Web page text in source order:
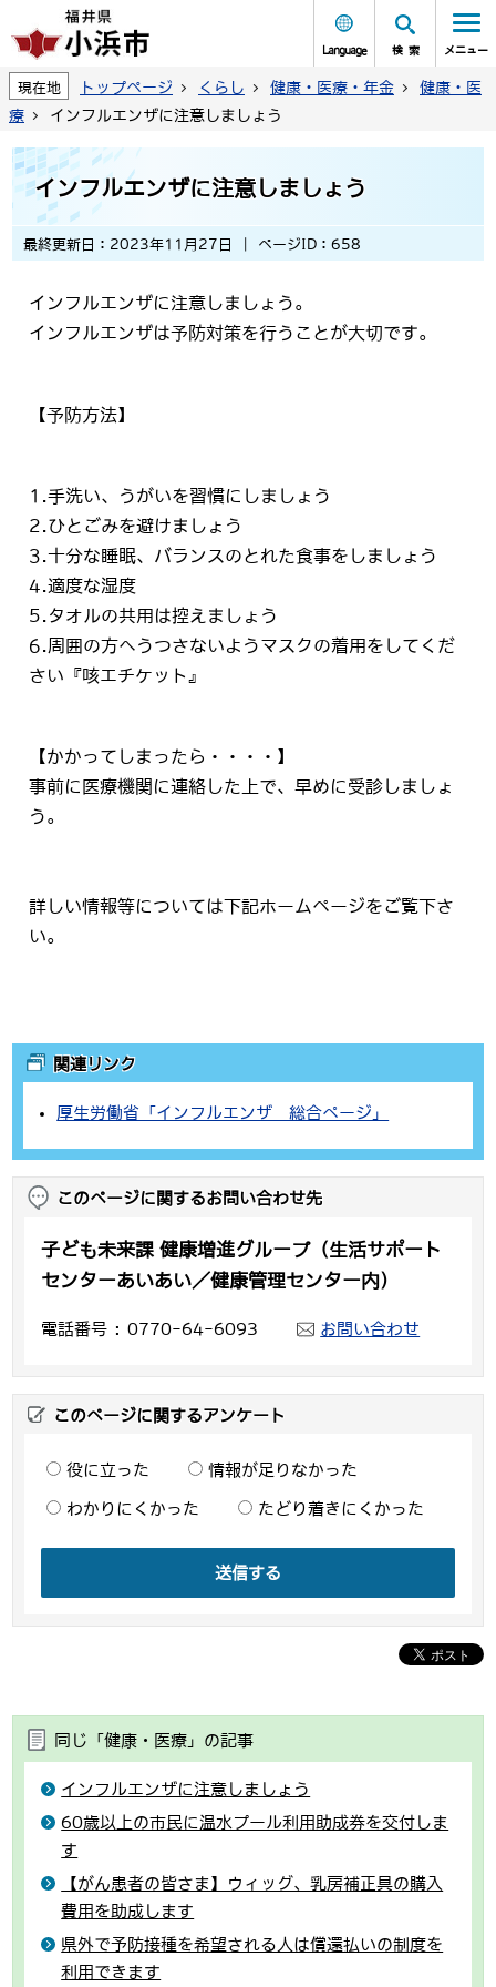
Language 検索 メニュー
現在地 トップページ くらし 健康・医療・年金
健康・医
療
インフルエンザに注意しましょう
インフルエンザに注意しましょう
最終更新日：2023年11月27日 ページID：658
インフルエンザに注意しましょう。
インフルエンザは予防対策を行うことが大切です。
【予防方法】
1.手洗い、うがいを習慣にしましょう
2.ひとごみを避けましょう
3.十分な睡眠、バランスのとれた食事をしましょう
4.適度な湿度
5.タオルの共用は控えましょう
6.周囲の方へうつさないようマスクの着用をしてくだ
さい『咳エチケット』
【かかってしまったら・・・・】
事前に医療機関に連絡した上で、早めに受診しましょ
う。
詳しい情報等については下記ホームページをご覧下さ
い。
関連リンク
厚生労働省「インフルエンザ 総合ページ」
このページに関するお問い合わせ先
子ども未来課 健康増進グループ（生活サポート
センターあいあい／健康管理センター内）
電話番号 0770-64-6093 お問い合わせ
このページに関するアンケート
役に立った 情報が足りなかった
わかりにくかった たどり着きにくかった
送信する
同じ「健康・医療」の記事
インフルエンザに注意しましょう
60歳以上の市民に温水プール利用助成券を交付しま
す
【がん患者の皆さま】ウィッグ、乳房補正具の購入
費用を助成します
県外で予防接種を希望される人は償還払いの制度を
利用できます